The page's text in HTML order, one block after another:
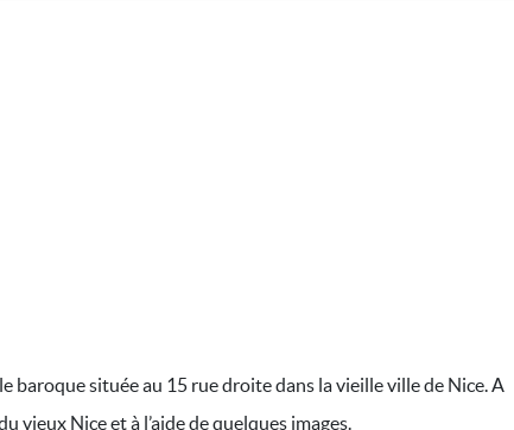
baroque située au 15 rue droite dans la vieille ville de Nice. A
vieux Nice et à l’aide de quelques images.